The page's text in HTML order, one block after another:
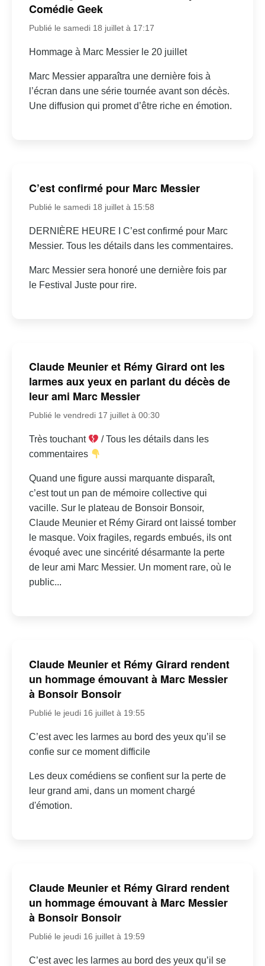
Comédie Geek
Publié le samedi 18 juillet à 17:17
Hommage à Marc Messier le 20 juillet
Marc Messier apparaîtra une dernière fois à
l’écran dans une série tournée avant son décès.
Une diffusion qui promet d’être riche en émotion.
C’est confirmé pour Marc Messier
Publié le samedi 18 juillet à 15:58
DERNIÈRE HEURE I C’est confirmé pour Marc
Messier. Tous les détails dans les commentaires.
Marc Messier sera honoré une dernière fois par
le Festival Juste pour rire.
Claude Meunier et Rémy Girard ont les
larmes aux yeux en parlant du décès de
leur ami Marc Messier
Publié le vendredi 17 juillet à 00:30
Très touchant
/ Tous les détails dans les
commentaires
Quand une figure aussi marquante disparaît,
c’est tout un pan de mémoire collective qui
vacille. Sur le plateau de Bonsoir Bonsoir,
Claude Meunier et Rémy Girard ont laissé tomber
le masque. Voix fragiles, regards embués, ils ont
évoqué avec une sincérité désarmante la perte
de leur ami Marc Messier. Un moment rare, où le
public...
Claude Meunier et Rémy Girard rendent
un hommage émouvant à Marc Messier
à Bonsoir Bonsoir
Publié le jeudi 16 juillet à 19:55
C’est avec les larmes au bord des yeux qu’il se
confie sur ce moment difficile
Les deux comédiens se confient sur la perte de
leur grand ami, dans un moment chargé
d'émotion.
Claude Meunier et Rémy Girard rendent
un hommage émouvant à Marc Messier
à Bonsoir Bonsoir
Publié le jeudi 16 juillet à 19:59
C’est avec les larmes au bord des yeux qu’il se